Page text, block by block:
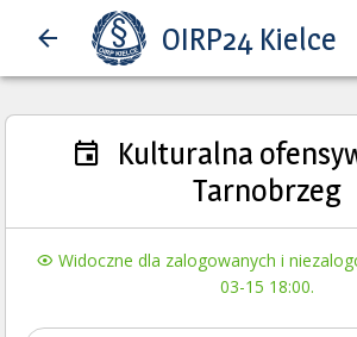
OIRP24 Kielce
Kulturalna
Tarnobrzeg
Widoczne dla zalogowanych i
03-15 18:00.